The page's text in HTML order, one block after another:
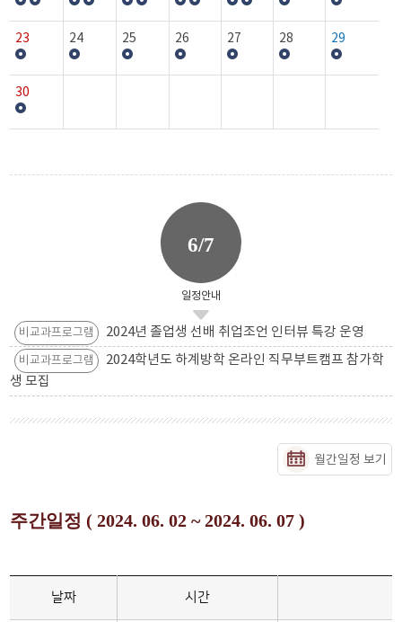
23 24 25 26 27 28 29
30
6/7
일정안내
비교과프로그램 2024년 졸업생 선배 취업조언 인터뷰 특강 운영
비교과프로그램
2024학년도 하계방학 온라인 직무부트캠프 참가학
생 모집
월간일정 보기
주간일정 ( 2024. 06. 02 ~ 2024. 06. 07 )
날짜 시간